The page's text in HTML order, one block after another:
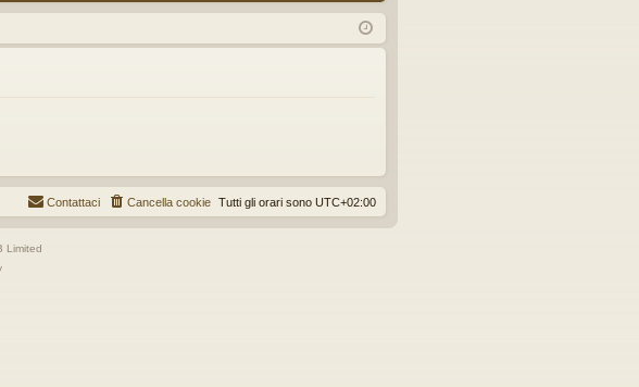
Q in riv
iti
Tutti gli orari sono UTC+02:00
Cancella cookie
Contattaci
Limited